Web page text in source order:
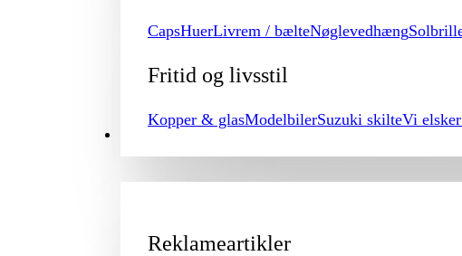
CapsHuerLivrem / bælteNøglevedhæng
Fritid og livsstil
Kopper & glasModelbilerSuzuki skilteVi
PROMOTION
Reklameartikler